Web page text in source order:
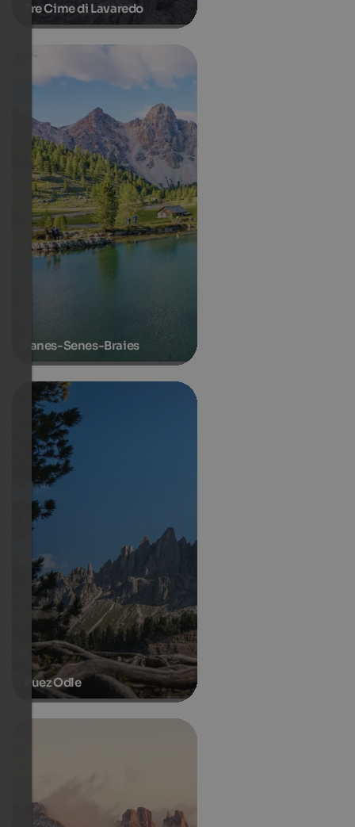
Tre Cime di Lavaredo
Fanes-Senes-Braies
Puez Odle